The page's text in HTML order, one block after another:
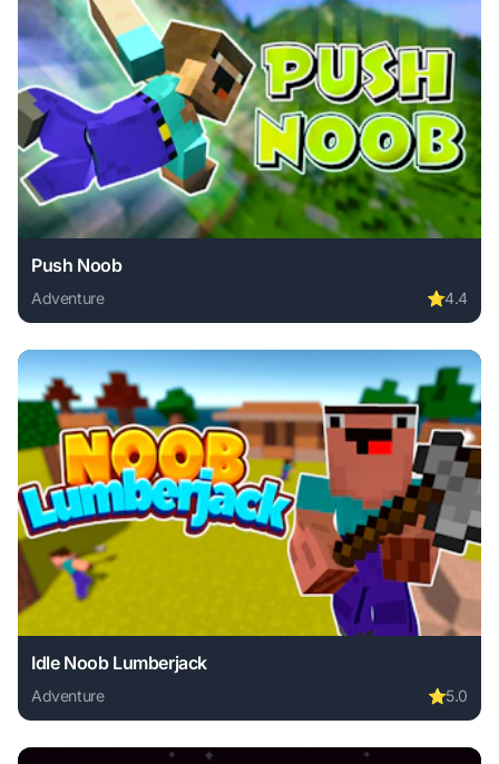
Push Noob
Adventure ⭐4.4
Play Push Noob online free. adventure game, no
Idle Noob Lumberjack
Adventure ⭐5.0
Play Idle Noob Lumberjack online free. adventure game,